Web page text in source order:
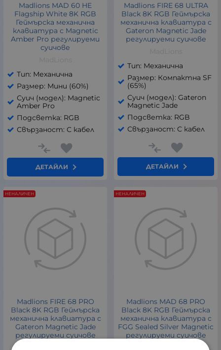
Madlions MAD 60 HE
Flagship White 8K RGB
Геймърска механична
клавиатура с Magnetic
Amber Pro регулируеми
суичове
Тип: Механична
Размер: Мини (60%)
Суич (модел): Magnetic
Amber Pro
Подсветка: RGB
Свързаност: С кабел
ДЕТАЙЛИ
Madlions FIRE 68 ULTRA
Black 8K RGB Геймърска
механична клавиатура с
Gateron Magnetic Jade
регулируеми суичове
Тип: Механична
Размер: Компактна SF
(65%)
Суич (модел): Gateron
Magnetic Jade
Подсветка: RGB
Свързаност: С кабел
ДЕТАЙЛИ
Madlions FIRE 68 PRO
Black 8K RGB Геймърска
механична клавиатура с
Gateron Magnetic Jade
регулируеми суичове
НЕНАЛИЧЕН
Madlions MAD 68 PRO
Black 8K RGB Геймърска
механична клавиатура с
FGG Sealed Silver Magnetic
регулируеми суичове
НЕНАЛИЧЕН